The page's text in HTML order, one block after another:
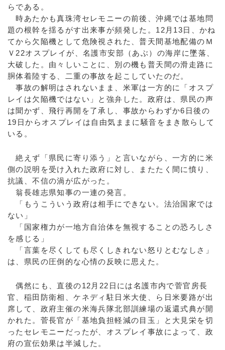
らである。
時あたかも真珠湾セレモニーの前後、沖縄では基地問
題の根幹を揺るがす出来事が頻発した。12月13日、かね
てから欠陥機として危険視された、普天間基地配備のＭ
Ｖ22オスプレイが、名護市安部（あぶ）の海岸に墜落、
大破した。由々しいことに、別の機も普天間の滑走路に
胴体着陸する、二重の事故を起こしていたのだ。
事故の解明はされないまま、米軍は一方的に「オスプ
レイは欠陥機ではない」と強弁した。政府は、県民の声
は聞かず、飛行再開を了承し、事故からわずか6日後の
19日からオスプレイは自由気ままに騒音をまき散らして
いる。
絶えず「県民に寄り添う」と言いながら、一方的に米
側の説明を受け入れた政府に対し、またたく間に憤り、
抗議、不信の渦が広がった。
翁長雄志県知事の一連の発言。
「もうこういう政府は相手にできない。法治国家では
ない」
「国家権力が一地方自治体を無視することの恐ろしさ
を感じる」
「言葉を尽くしても尽くしきれない怒りとむなしさ」
は、県民の圧倒的な心情の反映に思えた。
偶然にも、直後の12月22日には名護市内で菅官房長
官、稲田防衛相、ケネディ駐日米大使、ら日米要路が出
席して、政府主催の米海兵隊北部訓練場の返還式典が開
かれた。菅長官が「基地負担軽減の目玉」と大見栄を切
ったセレモニーだったが、オスプレイ事故によって、政
府の宣伝効果は半減した。